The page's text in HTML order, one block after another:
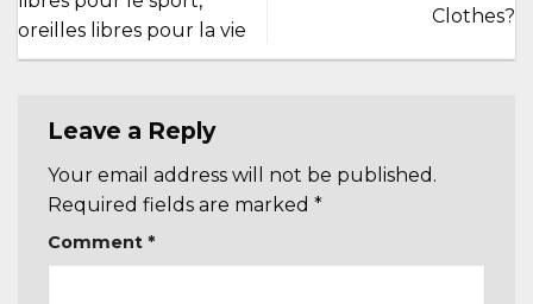
oreilles libres pour la vie
Clothes?
Leave a Reply
Your email address will not be published.
Required fields are marked *
Comment *